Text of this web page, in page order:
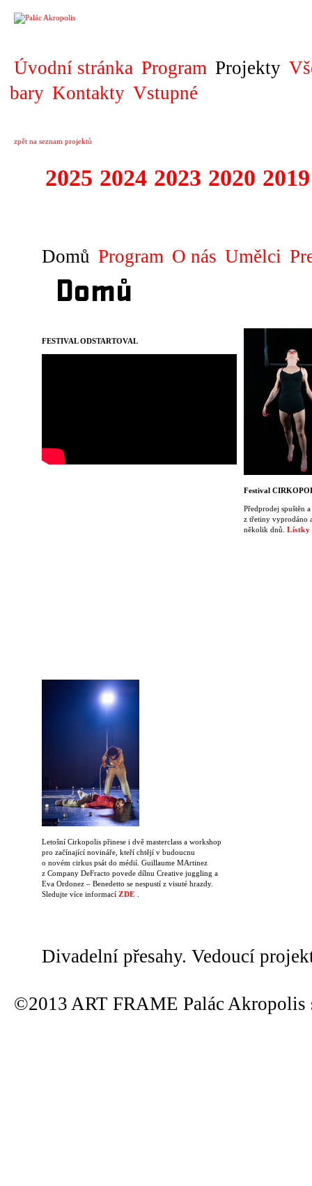
Úvodní stránka Program Projekty
bary Kontakty Vstupné
zpět na seznam projektů
2025 2024 2023 2020 2019
Domů Program O nás Umělci
Domů
FESTIVAL ODSTARTOVAL
Festival
Předprodej spuštěn
z třetiny vyprodáno
několik dnů. Lístky
Letošní Cirkopolis přinese i dvě masterclass a workshop
pro začínající novináře, kteří chtějí v budoucnu
o novém cirkus psát do médií. Guillaume MArtinez
z Company DeFracto povede dílnu Creative juggling a
Eva Ordonez – Benedetto se nespustí z visuté hrazdy.
Sledujte více informací ZDE
Divadelní přesahy. Vedoucí
©2013 ART FRAME Palác Akropolis